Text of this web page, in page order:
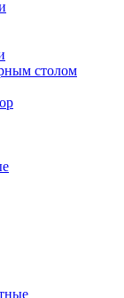
столом